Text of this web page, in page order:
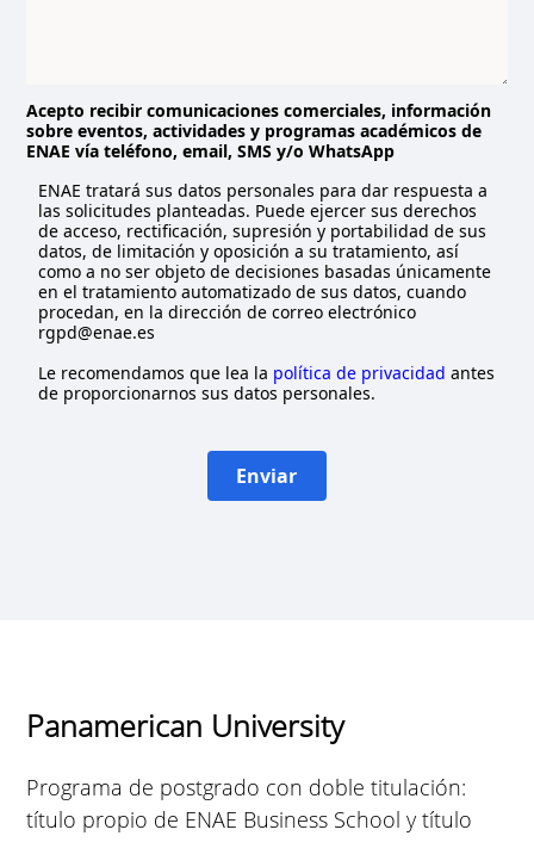
t
e
d
Acepto recibir comunicaciones comerciales, información
sobre eventos, actividades y programas académicos de
ENAE vía teléfono, email, SMS y/o WhatsApp
ENAE tratará sus datos personales para dar respuesta a
las solicitudes planteadas. Puede ejercer sus derechos
de acceso, rectificación, supresión y portabilidad de sus
datos, de limitación y oposición a su tratamiento, así
como a no ser objeto de decisiones basadas únicamente
en el tratamiento automatizado de sus datos, cuando
procedan, en la dirección de correo electrónico
rgpd@enae.es
Le recomendamos que lea la política de privacidad antes
de proporcionarnos sus datos personales.
Enviar
Panamerican University
Programa de postgrado con doble titulación:
título propio de ENAE Business School y título